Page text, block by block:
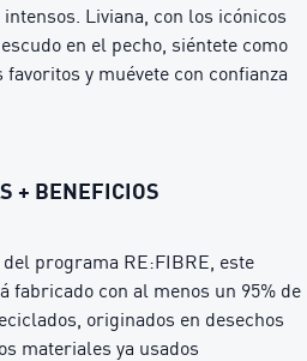
Liviana, con los icónicos
en el pecho, siéntete como
y muévete con confianza
+ BENEFICIOS
programa RE:FIBRE, este
fabricado con al menos un 95% de
originados en desechos
materiales ya usados